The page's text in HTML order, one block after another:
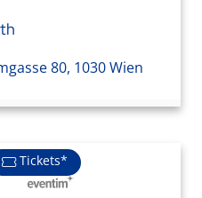
80, 1030 Wien
Tickets*